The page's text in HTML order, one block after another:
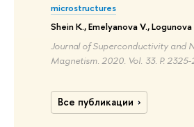
microstructures
Shein K., Emelyanova V.,
Journal of Superconductivity and
Magnetism. 2020. Vol. 33. P. 2325-
Все публикации